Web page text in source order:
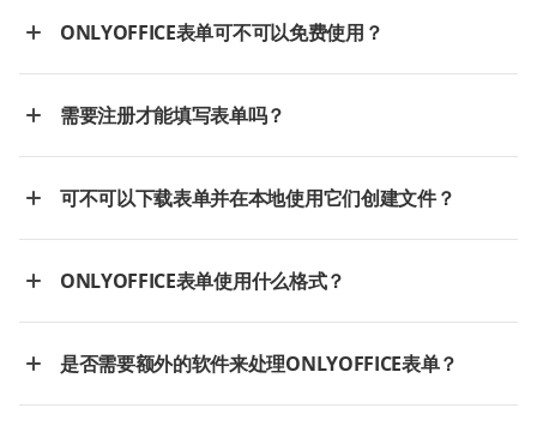
ONLYOFFICE表单可不可以免费使用？
需要注册才能填写表单吗？
可不可以下载表单并在本地使用它们创建文件？
ONLYOFFICE表单使用什么格式？
是否需要额外的软件来处理ONLYOFFICE表单？